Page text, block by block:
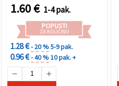
Prihvati
sve
Postavke
1.60€ 1-4 pak.
POPUSTI
ZA KOLIČINU
1.28 €- 20 %5-9 pak.
0.96 €- 40 %10 pak. +